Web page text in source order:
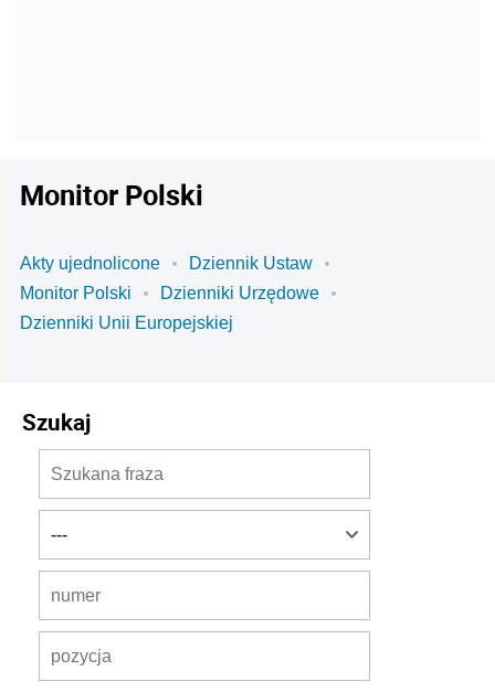
Monitor Polski
Akty ujednolicone
Dziennik Ustaw
Monitor Polski
Dzienniki Urzędowe
Dzienniki Unii Europejskiej
Szukaj